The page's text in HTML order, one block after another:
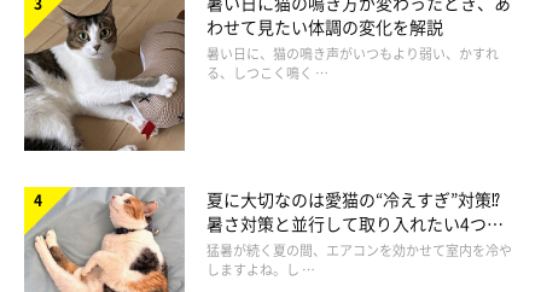
わせて見たい体調の変化を解説
暑い日に、猫の鳴き声がいつもより弱い、かすれ
る、しつこく鳴く …
夏に大切なのは愛猫の“冷えすぎ”対策⁉
暑さ対策と並行して取り入れたい4つの
工夫
猛暑が続く夏の間、エアコンを効かせて室内を冷や
しますよね。し …